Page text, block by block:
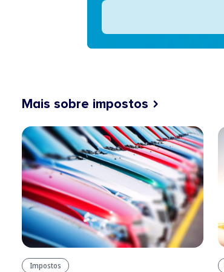
Mais sobre impostos
Impostos